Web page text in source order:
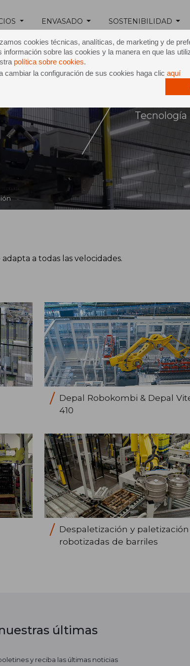
cookies técnicas, analíticas, de marketing y de
información sobre las cookies y la manera en que las
política sobre cookies.
cambiar la configuración de sus cookies haga clic aquí
ENVASADO SOSTENIBILIDAD
a todas las velocidades.
Depal Robokombi & Depal
410
Despaletización y paletización
robotizadas de barriles
últimas
y reciba las últimas noticias